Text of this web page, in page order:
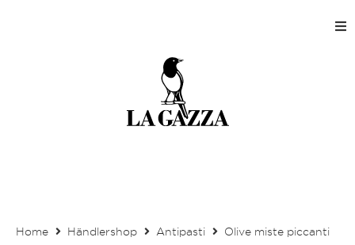
Home
Shops
Kontakt
Home Händlershop Antipasti Olive miste piccanti